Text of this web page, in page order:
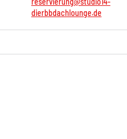
dierbbdachlounge.de